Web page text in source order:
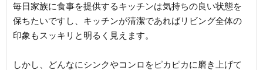
毎日家族に食事を提供するキッチンは気持ちの良い状態を
保ちたいですし、キッチンが清潔であればリビング全体の
印象もスッキリと明るく見えます。
しかし、どんなにシンクやコンロをピカピカに磨き上げて